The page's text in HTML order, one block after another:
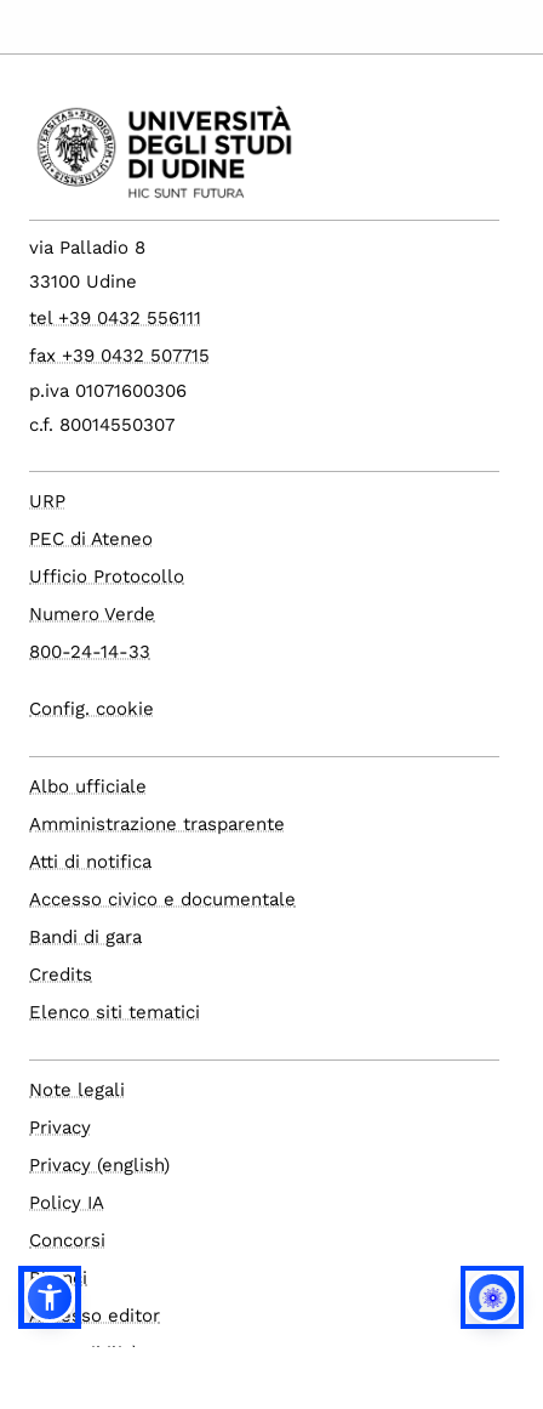
via Palladio 8
33100 Udine
tel +39 0432 556111
fax +39 0432 507715
p.iva 01071600306
c.f. 80014550307
URP
PEC di Ateneo
Ufficio Protocollo
Numero Verde
800-24-14-33
Config. cookie
Albo ufficiale
Amministrazione trasparente
Atti di notifica
Accesso civico e documentale
Bandi di gara
Credits
Elenco siti tematici
Note legali
Privacy
Privacy (english)
Policy IA
Concorsi
Bilanci
Accesso editor
Accessibilità